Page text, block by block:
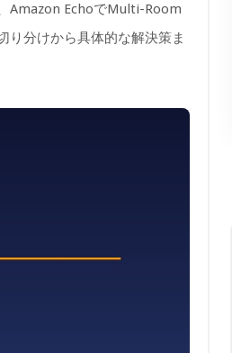
Amazon EchoでMulti-Room
り分けから具体的な解決策ま